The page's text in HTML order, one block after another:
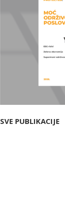
SVE PUBLIKACIJE